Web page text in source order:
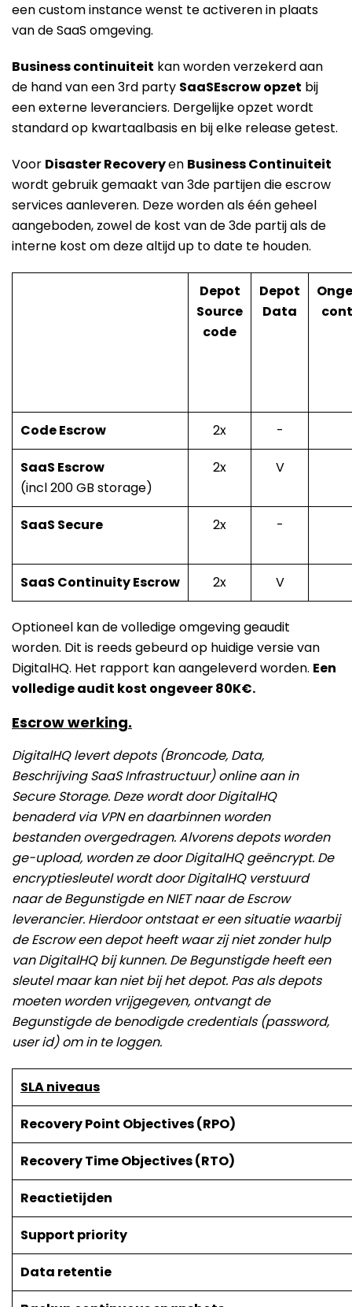
een custom instance wenst te activeren in plaats
van de SaaS omgeving.
Business continuiteit kan worden verzekerd aan
de hand van een 3rd party SaaSEscrow opzet bij
een externe leveranciers. Dergelijke opzet wordt
standard op kwartaalbasis en bij elke release getest.
Voor Disaster Recoveryen Business Continuiteit
wordt gebruik gemaakt van 3de partijen die escrow
services aanleveren. Deze worden als één geheel
aangeboden, zowel de kost van de 3de partij als de
interne kost om deze altijd up to date te houden.
Depot
Source
code
Depot
Data
Code Escrow 2x -
SaaS Escrow
(incl 200 GB storage)
2x V
SaaS Secure 2x -
SaaS Continuity Escrow 2x V
Optioneel kan de volledige omgeving geaudit
worden. Dit is reeds gebeurd op huidige versie van
DigitalHQ. Het rapport kan aangeleverd worden. Een
volledige audit kost ongeveer 80K€.
Escrow werking.
DigitalHQ levert depots (Broncode, Data,
Beschrijving SaaS Infrastructuur) online aan in
Secure Storage. Deze wordt door DigitalHQ
benaderd via VPN en daarbinnen worden
bestanden overgedragen. Alvorens depots worden
ge-upload, worden ze door DigitalHQ geëncrypt. De
encryptiesleutel wordt door DigitalHQ verstuurd
naar de Begunstigde en NIET naar de Escrow
leverancier. Hierdoor ontstaat er een situatie waarbij
de Escrow een depot heeft waar zij niet zonder hulp
van DigitalHQ bij kunnen. De Begunstigde heeft een
sleutel maar kan niet bij het depot. Pas als depots
moeten worden vrijgegeven, ontvangt de
Begunstigde de benodigde credentials (password,
user id) om in te loggen.
SLA niveaus
Recovery Point Objectives (RPO)
Recovery Time Objectives (RTO)
Reactietijden
Support priority
Data retentie